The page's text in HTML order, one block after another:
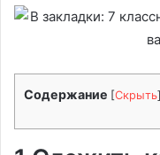
Содержание [Скрыть]